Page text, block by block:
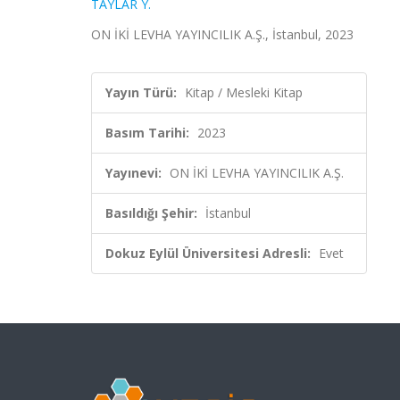
TAYLAR Y.
ON İKİ LEVHA YAYINCILIK A.Ş., İstanbul, 2023
Yayın Türü: Kitap / Mesleki Kitap
Basım Tarihi: 2023
Yayınevi: ON İKİ LEVHA YAYINCILIK A.Ş.
Basıldığı Şehir: İstanbul
Dokuz Eylül Üniversitesi Adresli: Evet